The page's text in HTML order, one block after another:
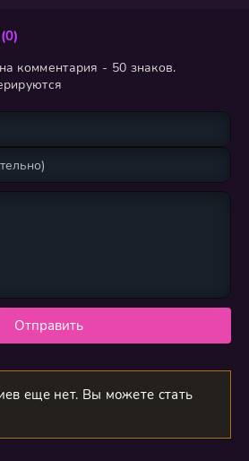
комментария - 50 знаков.
Отправить
еще нет. Вы можете стать